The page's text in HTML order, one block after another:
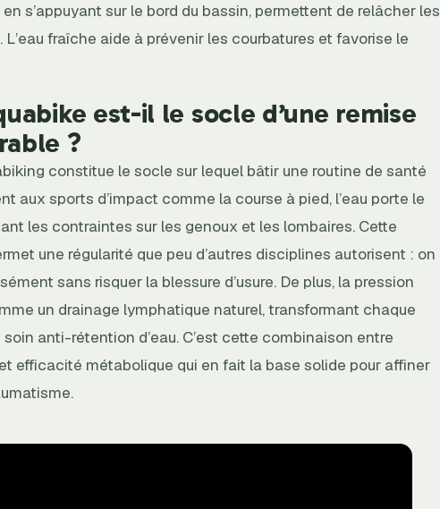
s’appuyant sur le bord du bassin, permettent de relâcher les
fraîche aide à prévenir les courbatures et favorise le
est-il le socle d’une remise
?
constitue le socle sur lequel bâtir une routine de santé
aux sports d’impact comme la course à pied, l’eau porte le
les contraintes sur les genoux et les lombaires. Cette
une régularité que peu d’autres disciplines autorisent : on
sans risquer la blessure d’usure. De plus, la pression
un drainage lymphatique naturel, transformant chaque
anti-rétention d’eau. C’est cette combinaison entre
et efficacité métabolique qui en fait la base solide pour affiner